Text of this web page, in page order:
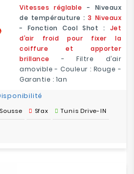
Vitesses réglable - Niveaux
de tempérauture :3 Niveaux
- Fonction Cool Shot : Jet
d’air froid pour fixer la
coiffure et apporter
brillance - Filtre d’air
amovible - Couleur : Rouge -
Garantie : 1an
Sousse Sfax Tunis Drive-IN